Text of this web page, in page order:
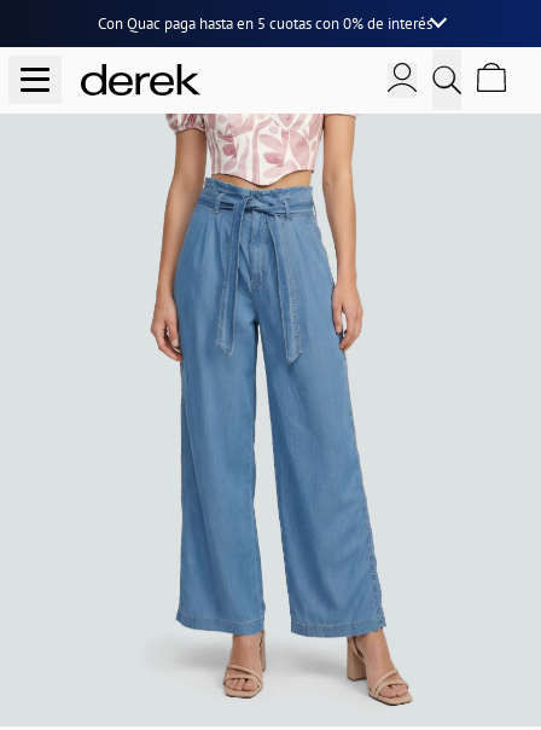
Con Quac paga hasta en 5 cuotascon0% de interés